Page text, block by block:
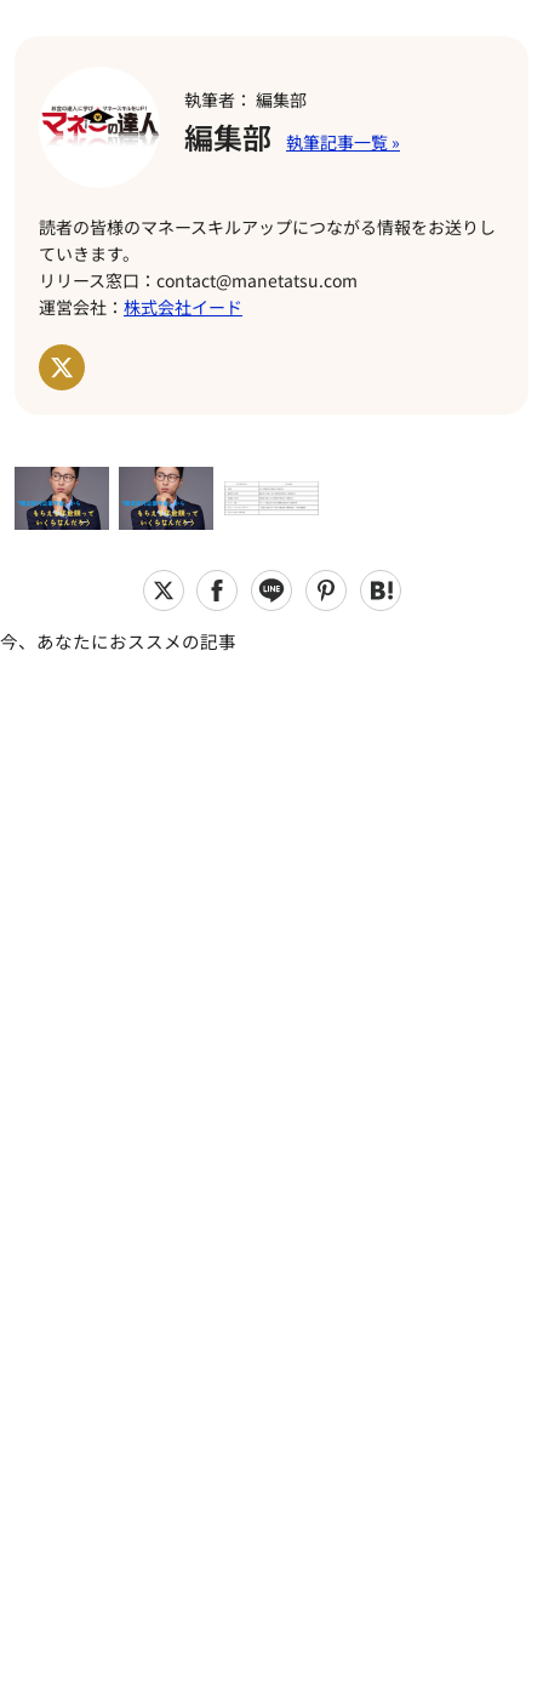
執筆者： 編集部
編集部
読者の皆様のマネースキルアップにつながる情報をお送りし
ていきます。
リリース窓口：contact@manetatsu.com
運営会社： 株式会社イード
今、あなたにおススメの記事